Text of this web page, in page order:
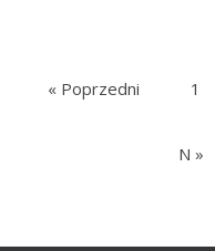
« Poprzedni 1
N »